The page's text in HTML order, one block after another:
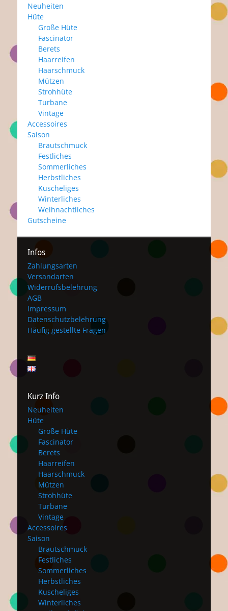
Neuheiten
Hüte
Große Hüte
Fascinator
Berets
Haarreifen
Haarschmuck
Mützen
Strohhüte
Turbane
Vintage
Accessoires
Saison
Brautschmuck
Festliches
Sommerliches
Herbstliches
Kuscheliges
Winterliches
Weihnachtliches
Gutscheine
Infos
Zahlungsarten
Versandarten
Widerrufsbelehrung
AGB
Impressum
Datenschutzbelehrung
Häufig gestellte Fragen
Kurz Info
Neuheiten
Hüte
Große Hüte
Fascinator
Berets
Haarreifen
Haarschmuck
Mützen
Strohhüte
Turbane
Vintage
Accessoires
Saison
Brautschmuck
Festliches
Sommerliches
Herbstliches
Kuscheliges
Winterliches